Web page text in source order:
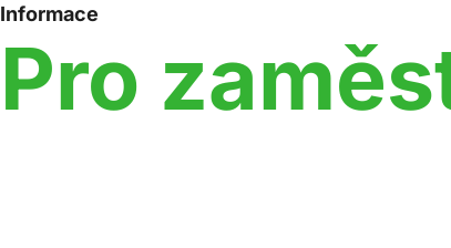
Informace
Pro